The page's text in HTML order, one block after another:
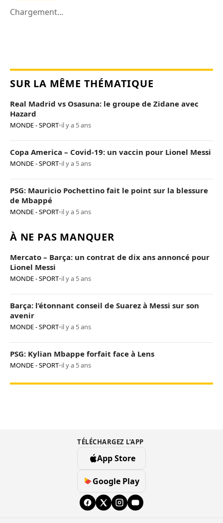
Chargement...
SUR LA MÊME THÉMATIQUE
Real Madrid vs Osasuna: le groupe de Zidane avec
Hazard
MONDE - SPORT•il y a 5 ans
Copa America – Covid-19: un vaccin pour Lionel Messi
MONDE - SPORT•il y a 5 ans
PSG: Mauricio Pochettino fait le point sur la blessure
de Mbappé
MONDE - SPORT•il y a 5 ans
À NE PAS MANQUER
Mercato – Barça: un contrat de dix ans annoncé pour
Lionel Messi
MONDE - SPORT•il y a 5 ans
Barça: l’étonnant conseil de Suarez à Messi sur son
avenir
MONDE - SPORT•il y a 5 ans
PSG: Kylian Mbappe forfait face à Lens
MONDE - SPORT•il y a 5 ans
TÉLÉCHARGEZ L’APP
App Store
Google Play